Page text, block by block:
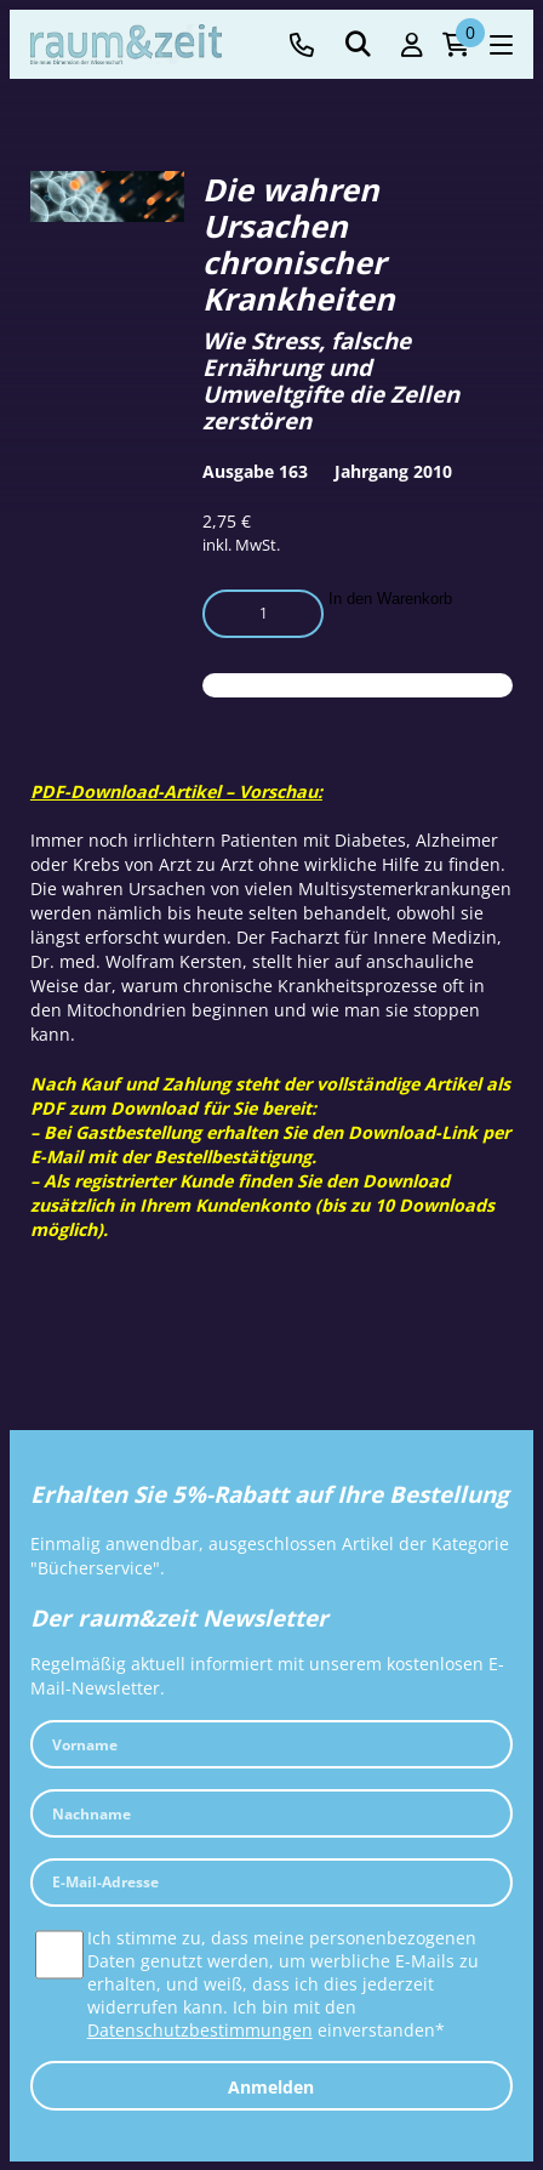
0
Die wahren
Ursachen
chronischer
Krankheiten
2,75€
inkl. MwSt.
Wie Stress, falsche
Ernährung und
Umweltgifte die Zellen
zerstören
Die
wahren
chronischer
Krankheiten
In den Warenkorb
Ausgabe 163 Jahrgang 2010
PDF-Download-Artikel – Vorschau:
Immer noch irrlichtern Patienten mit Diabetes, Alzheimer
oder Krebs von Arzt zu Arzt ohne wirkliche Hilfe zu finden.
Die wahren Ursachen von vielen Multisystemerkrankungen
werden nämlich bis heute selten behandelt, obwohl sie
längst erforscht wurden. Der Facharzt für Innere Medizin,
Dr. med. Wolfram Kersten, stellt hier auf anschauliche
Weise dar, warum chronische Krankheitsprozesse oft in
den Mitochondrien beginnen und wie man sie stoppen
kann.
Nach Kauf und Zahlung steht der vollständige Artikel als
PDF zum Download für Sie bereit:
– Bei Gastbestellung erhalten Sie den Download-Link per
E-Mail mit der Bestellbestätigung.
– Als registrierter Kunde finden Sie den Download
zusätzlich in Ihrem Kundenkonto (bis zu 10 Downloads
möglich).
Erhalten Sie 5%-Rabatt auf Ihre Bestellung
Einmalig anwendbar, ausgeschlossen Artikel der Kategorie
"Bücherservice".
Der raum&zeit Newsletter
Regelmäßig aktuell informiert mit unserem kostenlosen E-
Mail-Newsletter.
Ich stimme zu, dass meine personenbezogenen
Daten genutzt werden, um werbliche E-Mails zu
erhalten, und weiß, dass ich dies jederzeit
widerrufen kann. Ich bin mit den
Datenschutzbestimmungen einverstanden*
Anmelden